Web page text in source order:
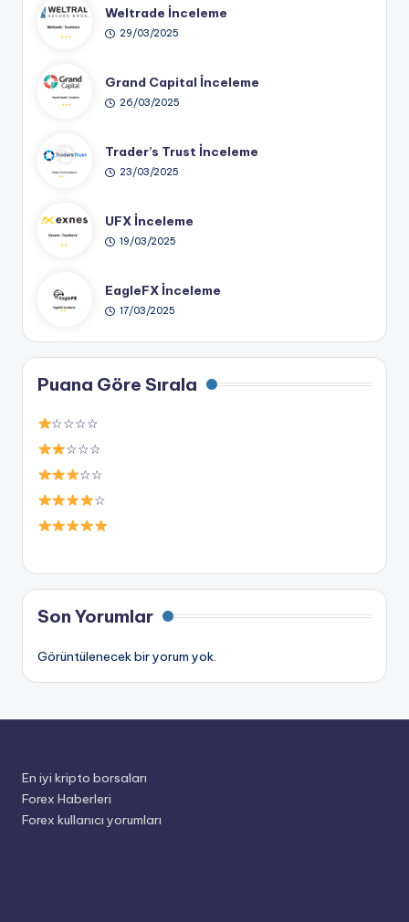
Weltrade İnceleme
29/03/2025
Grand Capital İnceleme
26/03/2025
Trader’s Trust İnceleme
23/03/2025
UFX İnceleme
19/03/2025
EagleFX İnceleme
17/03/2025
Puana Göre Sırala
☆☆☆☆
☆☆☆
☆☆
☆
Son Yorumlar
Görüntülenecek bir yorum yok.
En iyi kripto borsaları
Forex Haberleri
Forex kullanıcı yorumları